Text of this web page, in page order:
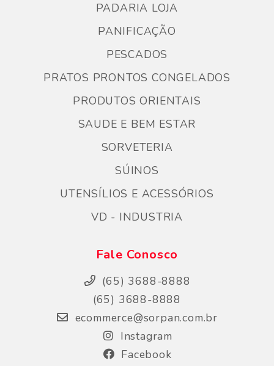
PADARIA LOJA
PANIFICAÇÃO
PESCADOS
PRATOS PRONTOS CONGELADOS
PRODUTOS ORIENTAIS
SAUDE E BEM ESTAR
SORVETERIA
SÚINOS
UTENSÍLIOS E ACESSÓRIOS
VD - INDUSTRIA
Fale Conosco
(65) 3688-8888
(65) 3688-8888
ecommerce@sorpan.com.br
Instagram
Facebook